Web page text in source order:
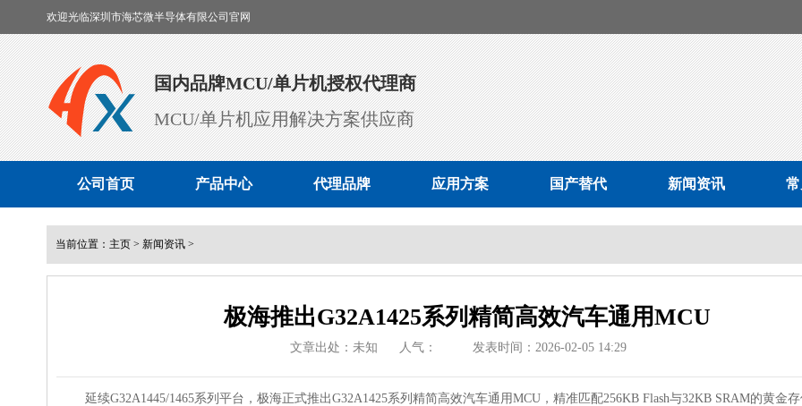
欢迎光临深圳市海芯微半导体有限公司官网
国内品牌MCU/单片机授权代理商
MCU/单片机应用解决方案供应商
公司首页 产品中心 代理品牌 应用方案 国产替代 新闻资讯
当前位置： 主页 > 新闻资讯 >
极海推出G32A1425系列精简高效汽车通用MCU
文章出处：未知 人气： 发表时间：2026-02-05 14:29
延续G32A1445/1465系列平台，极海正式推出G32A1425系列精简高效汽车通用MCU，精准匹配256KB Flash与32KB SRAM的黄金